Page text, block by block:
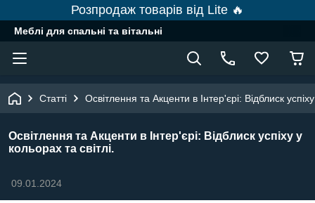
Розпродаж товарів від Lite 🔥
Меблі для спальні та вітальні
Статті Освітлення та Акценти в Інтер'єрі: Відблиск
Освітлення та Акценти в Інтер'єрі: Відблиск успіху у
кольорах та світлі.
09.01.2024